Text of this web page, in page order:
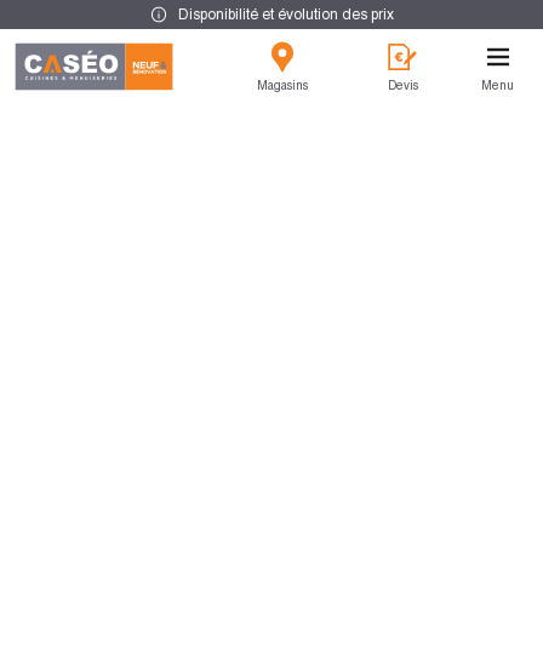
Disponibilité et évolution des prix
Magasins Devis Menu